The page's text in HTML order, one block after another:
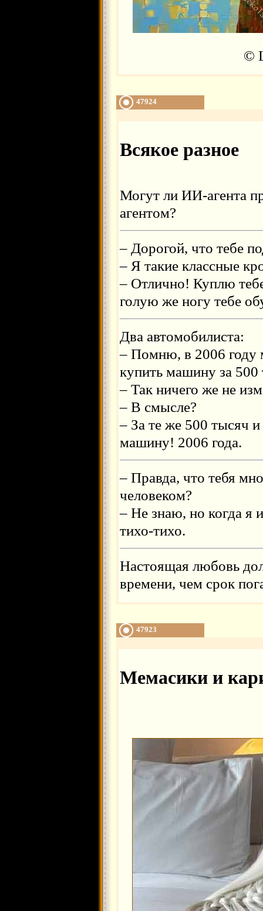
©
47924
Всякое разное
Могут ли ИИ-агента
агентом?
– Дорогой, что тебе
– Я такие классные
– Отлично! Куплю
голую же ногу тебе
Два автомобилиста:
– Помню, в 2006 году
купить машину за 500
– Так ничего же не
– В смысле?
– За те же 500 тысяч
машину! 2006 года.
– Правда, что тебя
человеком?
– Не знаю, но когда я
тихо-тихо.
Настоящая любовь
времени, чем срок
47923
Мемасики и